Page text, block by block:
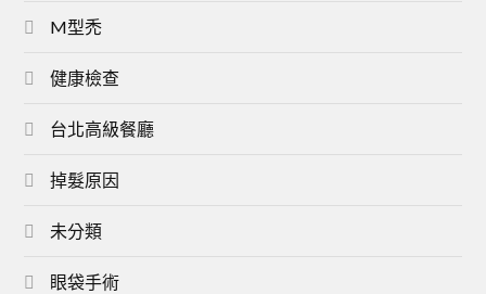
M型禿
健康檢查
台北高級餐廳
掉髮原因
未分類
眼袋手術